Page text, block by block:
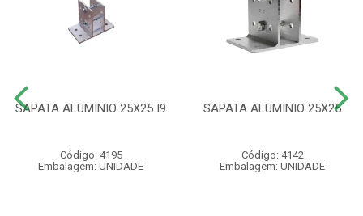
SAPATA ALUMINIO 25X25 I9
Código: 4195
Embalagem: UNIDADE
SAPATA ALUMINIO 25X25
Código: 4142
Embalagem: UNIDADE